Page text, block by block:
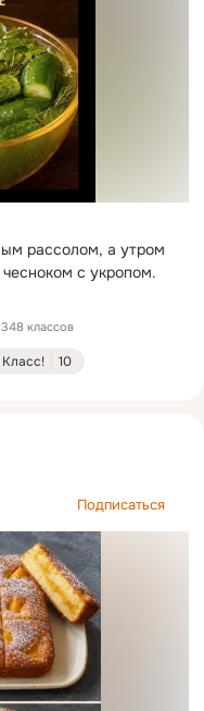
рассолом, а утром
с укропом.
348 классов
Класс! 10
Подписаться